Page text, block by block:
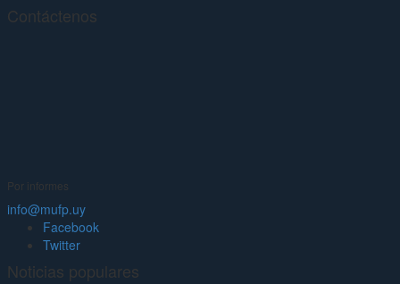
Contáctenos
Por informes
info@mufp.uy
Facebook
Twitter
Noticias populares